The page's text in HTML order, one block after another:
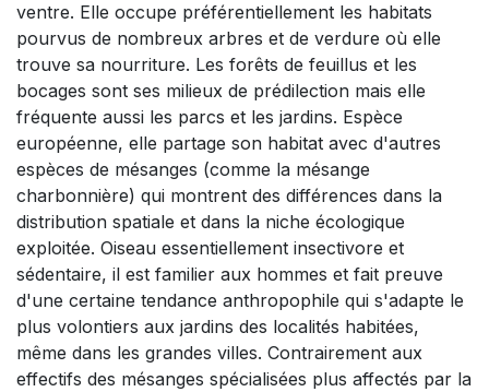
ventre. Elle occupe préférentiellement les habitats
pourvus de nombreux arbres et de verdure où elle
trouve sa nourriture. Les forêts de feuillus et les
bocages sont ses milieux de prédilection mais elle
fréquente aussi les parcs et les jardins. Espèce
européenne, elle partage son habitat avec d'autres
espèces de mésanges (comme la mésange
charbonnière) qui montrent des différences dans la
distribution spatiale et dans la niche écologique
exploitée. Oiseau essentiellement insectivore et
sédentaire, il est familier aux hommes et fait preuve
d'une certaine tendance anthropophile qui s'adapte le
plus volontiers aux jardins des localités habitées,
même dans les grandes villes. Contrairement aux
effectifs des mésanges spécialisées plus affectés par la